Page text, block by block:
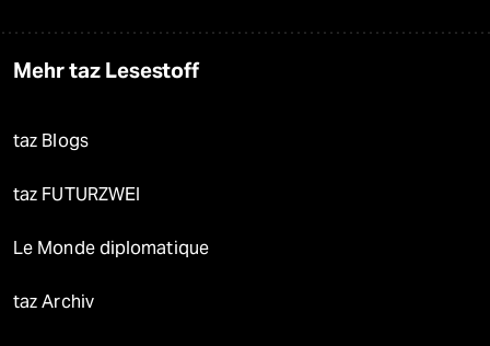
Mehr taz Lesestoff
taz Blogs
taz FUTURZWEI
Le Monde diplomatique
taz Archiv